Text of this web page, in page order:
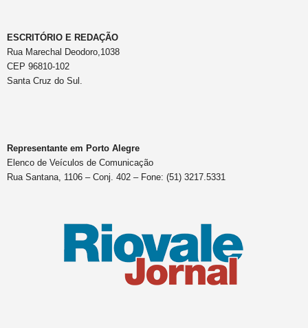
ESCRITÓRIO E REDAÇÃO
Rua Marechal Deodoro,1038
CEP 96810-102
Santa Cruz do Sul.
Representante em Porto Alegre
Elenco de Veículos de Comunicação
Rua Santana, 1106 – Conj. 402 – Fone: (51) 3217.5331